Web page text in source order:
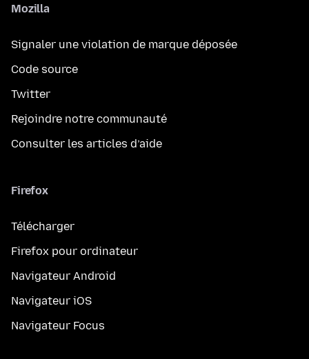
Mozilla
Signaler une violation de marque déposée
Code source
Twitter
Rejoindre notre communauté
Consulter les articles d’aide
Firefox
Télécharger
Firefox pour ordinateur
Navigateur Android
Navigateur iOS
Navigateur Focus